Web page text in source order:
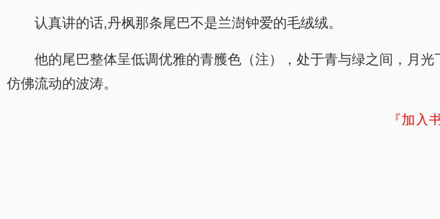
认真讲的话,丹枫那条尾巴不是兰澍钟爱的毛绒绒。
他的尾巴整体呈低调优雅的青雘色（注），处于青与绿之间，月
仿佛流动的波涛。
『加入